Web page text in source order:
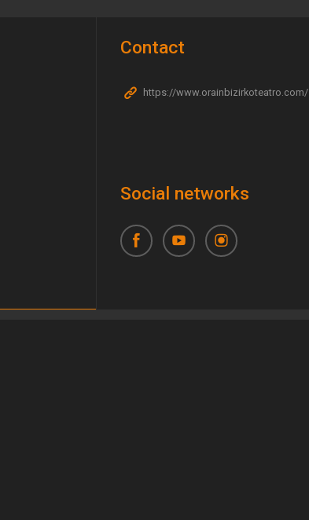
Contact
https://www.orainbizirkoteatro.com/
Social networks